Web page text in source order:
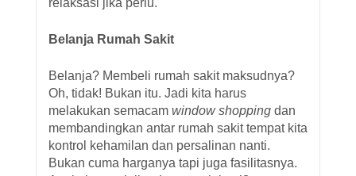
relaksasi jika perlu.
Belanja Rumah Sakit
Belanja? Membeli rumah sakit maksudnya?
Oh, tidak! Bukan itu. Jadi kita harus
melakukan semacam window shopping dan
membandingkan antar rumah sakit tempat kita
kontrol kehamilan dan persalinan nanti.
Bukan cuma harganya tapi juga fasilitasnya.